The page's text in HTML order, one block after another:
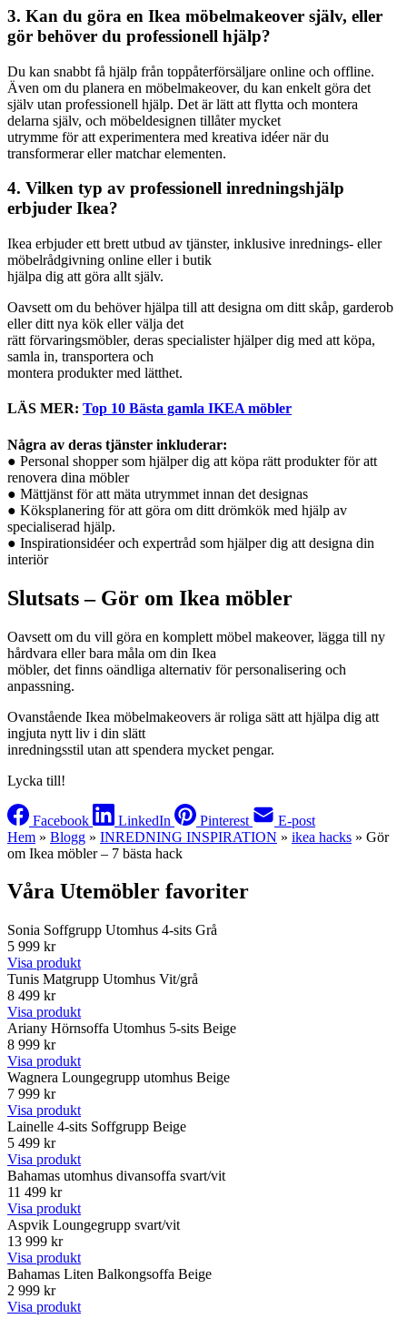
3. Kan du göra en Ikea möbelmakeover själv, eller
gör behöver du professionell hjälp?
Du kan snabbt få hjälp från toppåterförsäljare online och offline.
Även om du planera en möbelmakeover, du kan enkelt göra det
själv utan professionell hjälp. Det är lätt att flytta och montera
delarna själv, och möbeldesignen tillåter mycket
utrymme för att experimentera med kreativa idéer när du
transformerar eller matchar elementen.
4. Vilken typ av professionell inredningshjälp
erbjuder Ikea?
Ikea erbjuder ett brett utbud av tjänster, inklusive inrednings- eller
möbelrådgivning online eller i butik
hjälpa dig att göra allt själv.
Oavsett om du behöver hjälpa till att designa om ditt skåp, garderob
eller ditt nya kök eller välja det
rätt förvaringsmöbler, deras specialister hjälper dig med att köpa,
samla in, transportera och
montera produkter med lätthet.
LÄS MER: Top 10 Bästa gamla IKEA möbler
Några av deras tjänster inkluderar:
● Personal shopper som hjälper dig att köpa rätt produkter för att
renovera dina möbler
● Mättjänst för att mäta utrymmet innan det designas
● Köksplanering för att göra om ditt drömkök med hjälp av
specialiserad hjälp.
● Inspirationsidéer och expertråd som hjälper dig att designa din
interiör
Slutsats – Gör om Ikea möbler
Oavsett om du vill göra en komplett möbel makeover, lägga till ny
hårdvara eller bara måla om din Ikea
möbler, det finns oändliga alternativ för personalisering och
anpassning.
Ovanstående Ikea möbelmakeovers är roliga sätt att hjälpa dig att
ingjuta nytt liv i din slätt
inredningsstil utan att spendera mycket pengar.
Lycka till!
Facebook LinkedIn Pinterest
E-post
Hem » Blogg » INREDNING INSPIRATION » ikea hacks » Gör
om Ikea möbler – 7 bästa hack
Våra Utemöbler favoriter
Sonia Soffgrupp Utomhus 4-sits Grå
5 999 kr
Visa produkt
Tunis Matgrupp Utomhus Vit/grå
8 499 kr
Visa produkt
Ariany Hörnsoffa Utomhus 5-sits Beige
8 999 kr
Visa produkt
Wagnera Loungegrupp utomhus Beige
7 999 kr
Visa produkt
Lainelle 4-sits Soffgrupp Beige
5 499 kr
Visa produkt
Bahamas utomhus divansoffa svart/vit
11 499 kr
Visa produkt
Aspvik Loungegrupp svart/vit
13 999 kr
Visa produkt
Bahamas Liten Balkongsoffa Beige
2 999 kr
Visa produkt